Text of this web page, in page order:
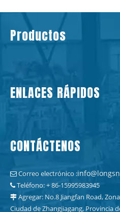
Productos
ENLACES RÁPIDOS
CONTÁCTENOS